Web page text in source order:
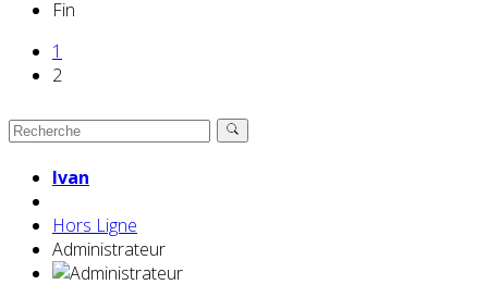
Fin
1
2
Ivan
Hors Ligne
Administrateur